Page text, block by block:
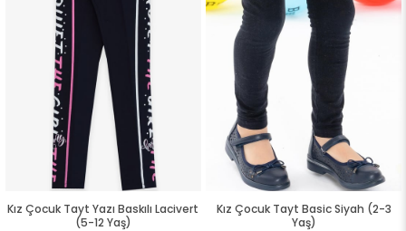
Kız Çocuk Tayt Yazı Baskılı Lacivert
(5-12 Yaş)
Kız Çocuk Tayt Basic Siyah (2-3
Yaş)